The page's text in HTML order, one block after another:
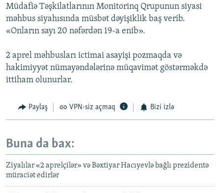
Müdafiə Təşkilatlarının Monitorinq Qrupunun siyasi
məhbus siyahısında müsbət dəyişiklik baş verib.
«Onların sayı 20 nəfərdən 19-a enib».
2 aprel məhbusları ictimai asayişi pozmaqda və
hakimiyyət nümayəndələrinə müqavimət göstərməkdə
ittiham olunurlar.
Paylaş VPN-siz açmaq Bizi izlə
Buna da bax:
Ziyalılar «2 aprelçilər» və Bəxtiyar Hacıyevlə bağlı prezidentə
müraciət edirlər